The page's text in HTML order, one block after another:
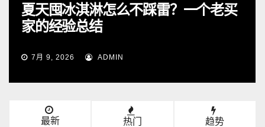
老买
河北五超邢台赛区第四场比赛！
队2∶1战胜张家口队
6月 29, 2026
最新 热门 趋势